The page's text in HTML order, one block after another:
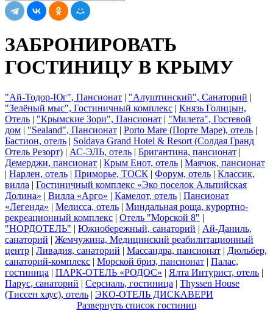
ЗАБРОНИРОВАТЬ
ГОСТИНИЦУ В КРЫМУ
"Ай-Тодор-Юг", Пансионат | "Алуштинский", Санаторий |
"Зелёный мыс", Гостиничный комплекс | Князь Голицын,
Отель | "Крымские Зори", Пансионат | "Милета", Гостевой
дом | "Sealand", Пансионат | Porto Mare (Порте Маре), отель |
Бастион, отель | Soldaya Grand Hotel & Resort (Солдая Гранд
Отель Резорт) | АС-ЭЛЬ, отель | Бригантина, пансионат |
Демерджи, пансионат | Крым Енот, отель | Маячок, пансионат
| Нарлен, отель | Приморье, ТОСК | Форум, отель | Классик,
вилла | Гостиничный комплекс «Эко поселок Альпийская
Долина» | Вилла «Арго» | Камелот, отель | Пансионат
«Легенда» | Мелисса, отель | Миндальная роща, курортно-
рекреационный комплекс | Отель "Морской 8" |
"НОРДОТЕЛЬ" | Южнобережный, санаторий | Ай-Даниль,
санаторий | Жемчужина, Медицинский реабилитационный
центр | Ливадия, санаторий | Массандра, пансионат | Дюльбер,
санаторий-комплекс | Морской бриз, пансионат | Палас,
гостиница | ПАРК-ОТЕЛЬ «РОДОС» | Ялта Интурист, отель |
Парус, санаторий | Серсиаль, гостиница | Thyssen House
(Тиссен хаус), отель | ЭКО-ОТЕЛЬ ДИСКАВЕРИ
Развернуть список гостиниц